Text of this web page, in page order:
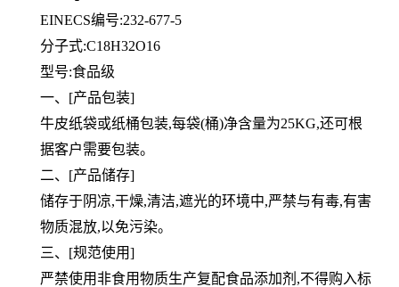
EINECS编号:232-677-5
分子式:C18H32O16
型号:食品级
一、[产品包装]
牛皮纸袋或纸桶包装,每袋(桶)净含量为25KG,还可根
据客户需要包装。
二、[产品储存]
储存于阴凉,干燥,清洁,遮光的环境中,严禁与有毒,有害
物质混放,以免污染。
三、[规范使用]
严禁使用非食用物质生产复配食品添加剂,不得购入标